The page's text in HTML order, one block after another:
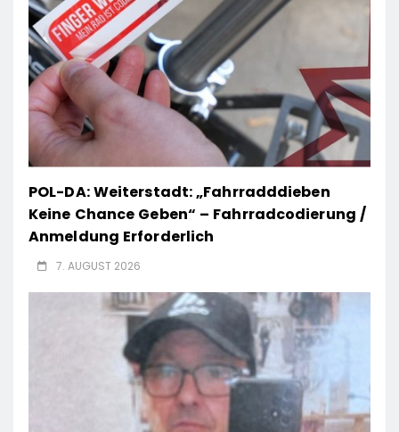
POL-DA: Weiterstadt: „Fahrradddieben
Keine Chance Geben“ – Fahrradcodierung /
Anmeldung Erforderlich
7. AUGUST 2026